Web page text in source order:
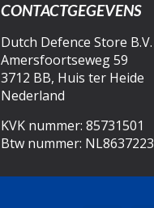
CONTACTGEGEVENS
Dutch Defence Store B.V.
Amersfoortseweg 59
3712 BB, Huis ter Heide
Nederland
KVK nummer: 85731501
Btw nummer: